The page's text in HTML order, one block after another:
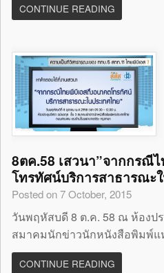
CONTINUE READING
8ตค.58 เสวนา”จากกรณี
โทรทัศน์บริการสาธารณะ
Posted on 7 October, 2015
วันพฤหัสบดี 8 ต.ค. 58 ณ ห้องป
สมาคมนักข่าวนักหนังสือพิมพ์แ
CONTINUE READING